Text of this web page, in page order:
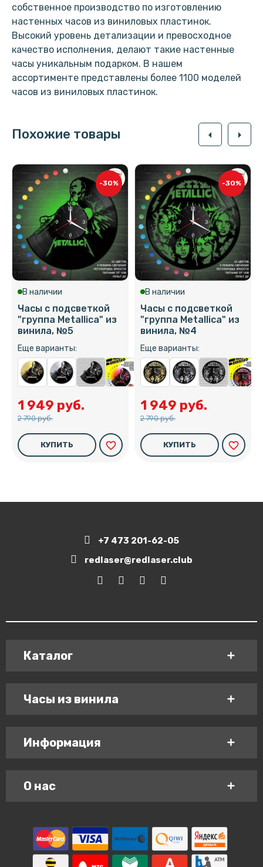
собственное производство по изготовлению
настенных часов из виниловых пластинок.
Высокий уровень детализации и превосходное
качество исполнения, делают такие настенные
часы уникальным подарком. В нашем
ассортименте представлены более 1100 моделей
часов из виниловых пластинок.
Похожие товары arrow_left arrow_right
-30%
В наличии
Часы с подсветкой
"группа Metallica" из
винила, №5
Еще варианты:
1 949 руб.
2 790 руб.
КУПИТЬ favorite_border
-30%
В наличии
Часы с подсветкой
"группа Metallica" из
винила, №4
Еще варианты:
1 949 руб.
2 790 руб.
КУПИТЬ favorite_border
+7 473 201-62-05
redlaser@redlaser.club
Каталог
Часы из винила
Информация
О нас